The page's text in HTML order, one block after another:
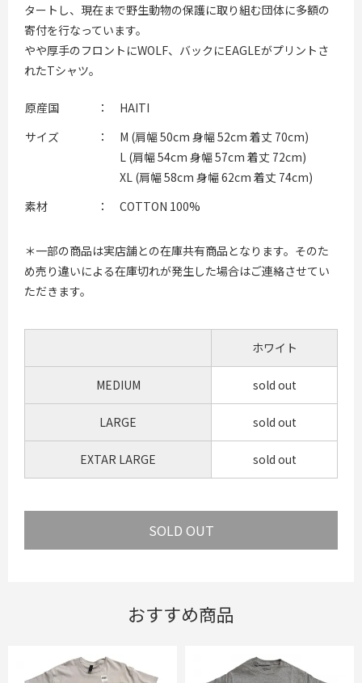
タートし、現在まで野生動物の保護に取り組む団体に多額の
寄付を行なっています。
やや厚手のフロントにWOLF、バックにEAGLEがプリントさ
れたTシャツ。
原産国 ：
HAITI
サイズ
：
M (肩幅 50cm 身幅 52cm 着丈 70cm)
L (肩幅 54cm 身幅 57cm 着丈 72cm)
XL (肩幅 58cm 身幅 62cm 着丈 74cm)
素材
： COTTON 100%
＊一部の商品は実店舗との在庫共有商品となります。そのた
め売り違いによる在庫切れが発生した場合はご連絡させてい
ただきます。
ホワイト
MEDIUM sold out
LARGE sold out
EXTAR LARGE sold out
おすすめ商品